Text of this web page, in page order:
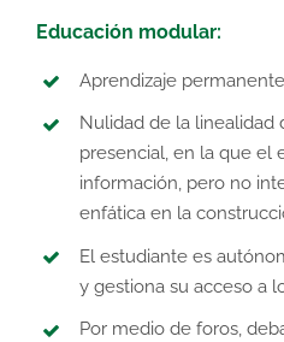
Educación modular:
Aprendizaje
Nulidad de la linealidad
presencial, en la que el
información, pero no
enfática en la
El estudiante es
y gestiona su acceso a
Por medio de foros,